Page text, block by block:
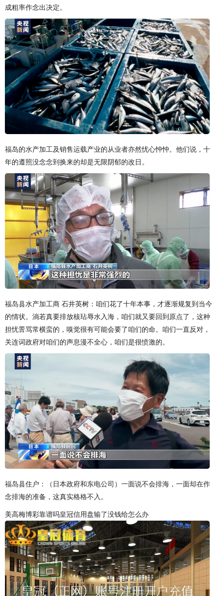
成粗率作念出决定。
福岛的水产加工及销售运载产业的从业者亦然忧心忡忡。他们说，十
年的遵照没念念到换来的却是无限阴郁的改日。
福岛县水产加工商 石井英树：咱们花了十年本事，才逐渐规复到当今
的情状。淌若真要排放核玷辱水入海，咱们就又要回到原点了，这种
担忧詈骂常横蛮的，嗅觉很有可能会要了咱们的命。咱们一直反对，
关连词政府对咱们的声息漫不全心，咱们是很愤激的。
福岛县住户：（日本政府和东电公司）一面说不会排海，一面却在作
念排海的准备，这真实格格不入。
美高梅博彩靠谱吗皇冠信用盘输了没钱给怎么办